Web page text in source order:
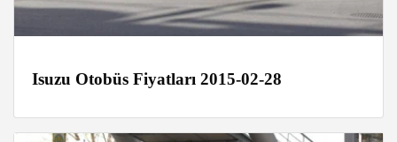
Isuzu Otobüs Fiyatları 2015-02-28